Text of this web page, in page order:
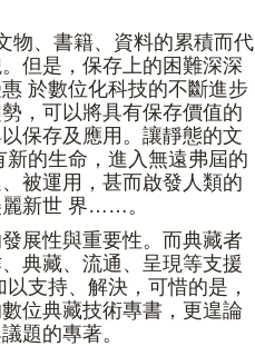
、書籍、資料的累積而代
但是，保存上的困難深深
於數位化科技的不斷進步
，可以將具有保存價值的
保存及應用。讓靜態的文
的生命，進入無遠弗屆的
被運用，甚而啟發人類的
麗新世 界……。
展性與重要性。而典藏者
典藏、流通、呈現等支援
支持、解決，可惜的是，
位典藏技術專書，更遑論
題的專著。